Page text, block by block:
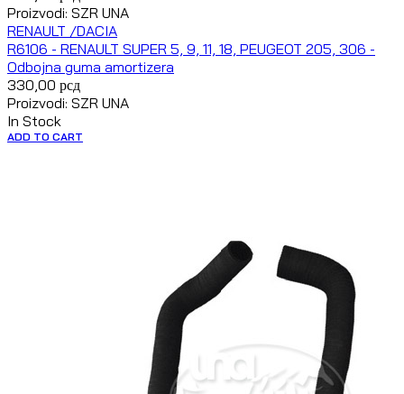
Proizvodi: SZR UNA
RENAULT /DACIA
R6106 - RENAULT SUPER 5, 9, 11, 18, PEUGEOT 205, 306 -
Odbojna guma amortizera
330,00 рсд
Proizvodi: SZR UNA
In Stock
ADD TO CART